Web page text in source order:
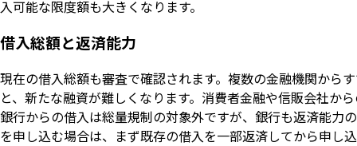
入可能な限度額も大きくなります。
借入総額と返済能力
現在の借入総額も審査で確認されます。複数の金融機関から
と、新たな融資が難しくなります。消費者金融や信販会社か
銀行からの借入は総量規制の対象外ですが、銀行も返済能力
を申し込む場合は、まず既存の借入を一部返済してから申し